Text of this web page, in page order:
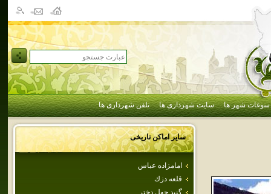
سوغات شهر ها سایت شهرداری ها تلفن شهرداری ها
سایر اماکن تاریخی
امامزاده‌ عباس‌
قلعه‌ دزك
گنبد چهل‌ دختر